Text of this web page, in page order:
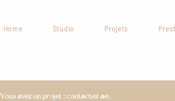
Home Studio Projets
Vous avez un projet : contactezae.